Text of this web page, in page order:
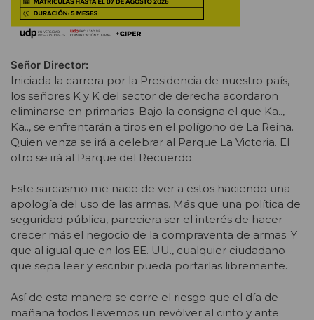
Señor Director:
Iniciada la carrera por la Presidencia de nuestro país,
los señores K y K del sector de derecha acordaron
eliminarse en primarias. Bajo la consigna el que Ka..,
Ka.., se enfrentarán a tiros en el polígono de La Reina.
Quien venza se irá a celebrar al Parque La Victoria. El
otro se irá al Parque del Recuerdo.
Este sarcasmo me nace de ver a estos haciendo una
apología del uso de las armas. Más que una política de
seguridad pública, pareciera ser el interés de hacer
crecer más el negocio de la compraventa de armas. Y
que al igual que en los EE. UU., cualquier ciudadano
que sepa leer y escribir pueda portarlas libremente.
Así de esta manera se corre el riesgo que el día de
mañana todos llevemos un revólver al cinto y ante